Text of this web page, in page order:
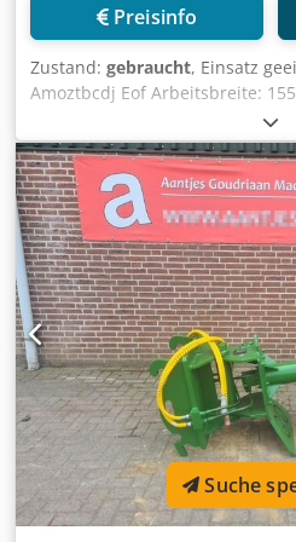
und Zwischenverkauf
Leergewicht: 491 kg Wenden
um weitere Informationen zu
Preisinfo
Zustand: gebraucht, Einsatz
Amoztbcdj Eof Arbeitsbreite:
Suche